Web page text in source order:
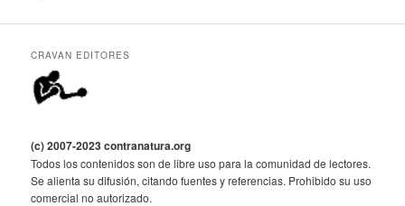
CRAVAN EDITORES
(c) 2007-2023 contranatura.org
Todos los contenidos son de libre uso para la comunidad de lectores.
Se alienta su difusión, citando fuentes y referencias. Prohibido su uso
comercial no autorizado.